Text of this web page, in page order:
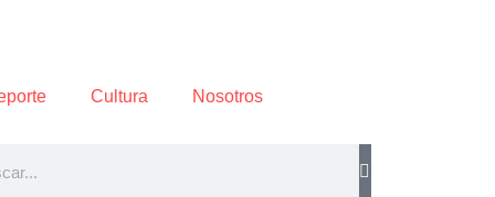
Cultura Nosotros